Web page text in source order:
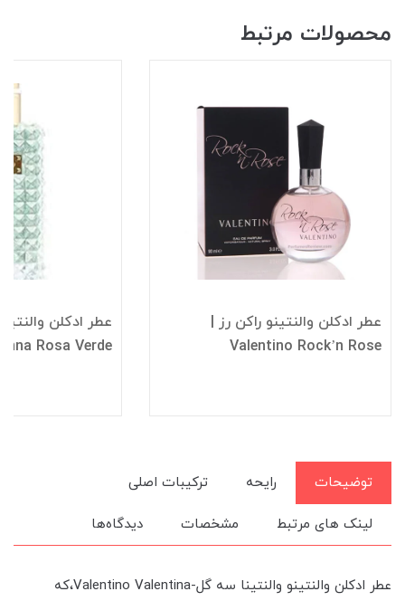
محصولات مرتبط
عطر ادکلن والنتینو راکن رز |
Valentino Rock’n Rose
عطر ادکلن
Rosa Verde
توضیحات رایحه ترکیبات اصلی
لینک های مرتبط مشخصات دیدگاه‌ها
عطر ادکلن والنتینو والنتینا سه گل-Valentino Valentina،که